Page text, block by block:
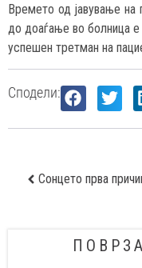
Времето од јавување
до доаѓање во болница е
успешен третман на
Сподели: